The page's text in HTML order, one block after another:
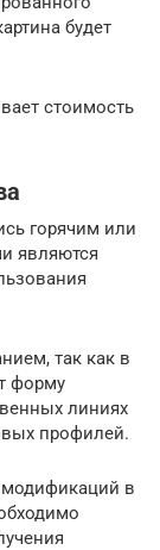
будет
стоимость
горячим или
являются
так как в
форму
линиях
профилей.
в